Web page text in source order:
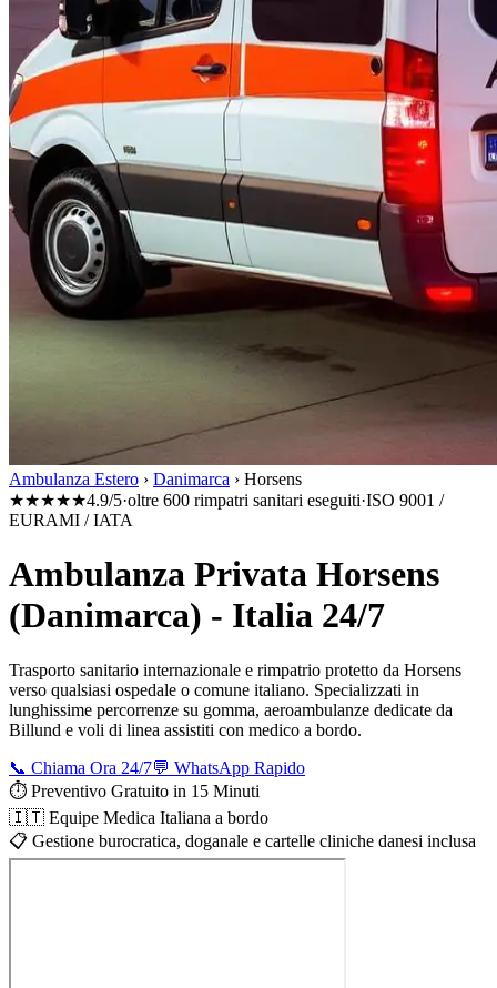
Ambulanza Estero › Danimarca › Horsens
★★★★★4.9/5·oltre 600 rimpatri sanitari eseguiti·ISO 9001 /
EURAMI / IATA
Ambulanza Privata Horsens
(Danimarca) - Italia 24/7
Trasporto sanitario internazionale e rimpatrio protetto da Horsens
verso qualsiasi ospedale o comune italiano. Specializzati in
lunghissime percorrenze su gomma, aeroambulanze dedicate da
Billund e voli di linea assistiti con medico a bordo.
📞 Chiama Ora 24/7💬 WhatsApp Rapido
⏱️ Preventivo Gratuito in 15 Minuti
🇮🇹 Equipe Medica Italiana a bordo
📋 Gestione burocratica, doganale e cartelle cliniche danesi inclusa